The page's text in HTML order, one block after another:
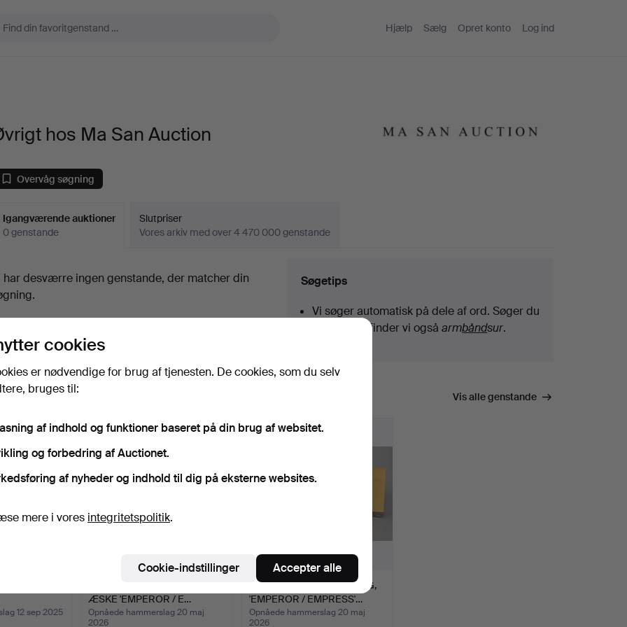
Hjælp Sælg Opret konto Log ind
hos Ma San Auction
Overvåg søgning
Igangværende auktioner
0 genstande
Slutpriser
Vores arkiv med over 4 470 000 genstande
har desværre ingen genstande, der matcher din
mail, så snart vi får den.
Søgetips
Vi søger automatisk på dele af ord. Søger du
, finder vi ogsåarmbåndsur.
der matcher din søgning Vis alle genstande
12 sep 2025
ÆSKE 'EMPEROR / E…
Opnåede hammerslag 20 maj
2026
VINTAGE SHANGHAI TANG,
'EMPEROR / EMPRESS'…
Opnåede hammerslag 20 maj
2026
cookies
er nødvendige for brug af tjenesten. De cookies, som du selv
bruges til:
af indhold og funktioner baseret på din brug af websitet.
og forbedring af Auctionet.
af nyheder og indhold til dig på eksterne websites.
mere i vores integritetspolitik.
Cookie-indstillinger Accepter alle